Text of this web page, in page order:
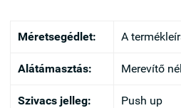
Méretsegédlet: A
Alátámasztás: Merevítő
Szivacs jelleg: Push up